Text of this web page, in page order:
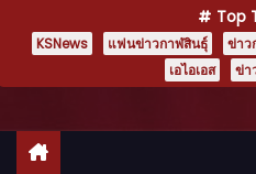
Top
KSNews แฟนข่าวกาฬสินธุ์ ข่าว
เอไอเอส
ข่า